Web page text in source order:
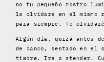
no tu pequeño rostro
la olvidaré en el
para siempre. Te
Algún día, quizá antes
de banco, sentado en
timbre. Iré a atender.